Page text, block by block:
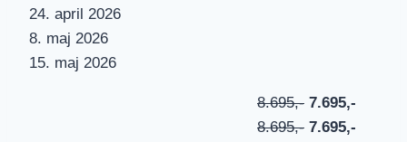
24. april 2026
8. maj 2026
15. maj 2026
8.695,- 7.695,-
8.695,- 7.695,-